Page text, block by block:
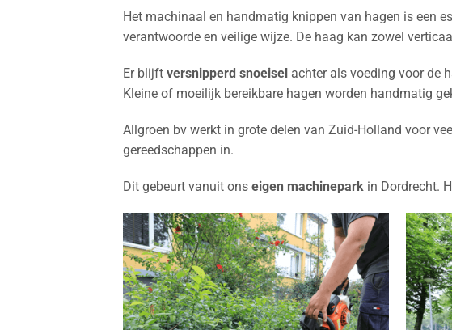
Het machinaal en handmatig knippen van hagen is een
verantwoorde en veilige wijze. De haag kan zowel
Er blijft versnipperd snoeisel achter als voeding voor de
Kleine of moeilijk bereikbare hagen worden handmatig
Allgroen bv werkt in grote delen van Zuid-Holland voor
gereedschappen in.
Dit gebeurt vanuit ons eigen machineparkin Dordrecht.